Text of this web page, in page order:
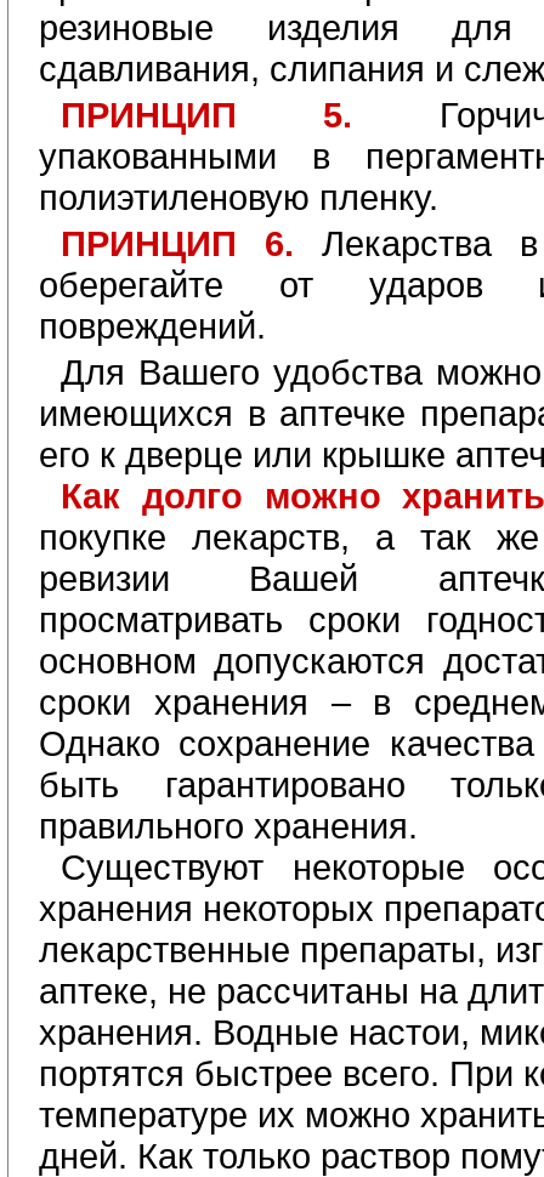
резиновые изделия для
сдавливания, слипания и
ПРИНЦИП 5.
упакованными в
полиэтиленовую пленку.
ПРИНЦИП 6. Лекарства
оберегайте от ударов
повреждений.
Для Вашего удобства можно
имеющихся в аптечке
его к дверце или крышке
Как долго можно
покупке лекарств, а так
ревизии Вашей
просматривать сроки
основном допускаются
сроки хранения – в
Однако сохранение
быть гарантировано
правильного хранения.
Существуют некоторые
хранения некоторых
лекарственные препараты,
аптеке, не рассчитаны на
хранения. Водные настои,
портятся быстрее всего. При
температуре их можно
дней. Как только раствор